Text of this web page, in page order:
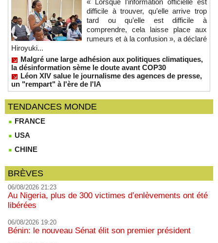
difficile à trouver, qu’elle arrive trop
tard ou qu’elle est difficile à
comprendre, cela laisse place aux
rumeurs et à la confusion », a déclaré
Hiroyuki...
Malgré une large adhésion aux politiques climatiques,
la désinformation sème le doute avant COP30
Léon XIV salue le journalisme des agences de presse,
un "rempart" à l'ère de l'IA
TENDANCES MONDE
FRANCE
USA
CHINE
BRÈVES
06/08/2026 21:23
Au Nigeria, plus de 300 victimes d’enlèvements ont été
libérées
06/08/2026 19:20
Bénin: le nouveau Sénat élit son premier président